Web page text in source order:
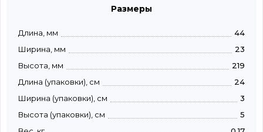
Размеры
Длина, мм
44
Ширина, мм
23
Высота, мм
219
Длина (упаковки), см
24
Ширина (упаковки), см
3
Высота (упаковки), см
5